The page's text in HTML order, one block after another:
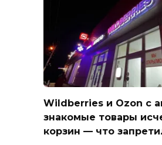
Wildberries и Ozon с
знакомые товары
корзин — что